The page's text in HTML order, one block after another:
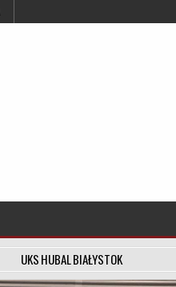
UKS HUBAL BIAŁYSTOK